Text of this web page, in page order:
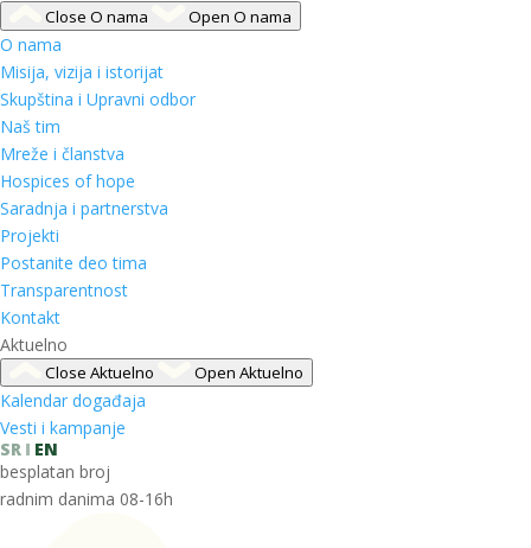
Close O nama Open O nama
O nama
Misija, vizija i istorijat
Skupština i Upravni odbor
Naš tim
Mreže i članstva
Hospices of hope
Saradnja i partnerstva
Projekti
Postanite deo tima
Transparentnost
Kontakt
Aktuelno
Close Aktuelno Open Aktuelno
Kalendar događaja
Vesti i kampanje
SR
EN
besplatan broj
radnim danima 08-16h